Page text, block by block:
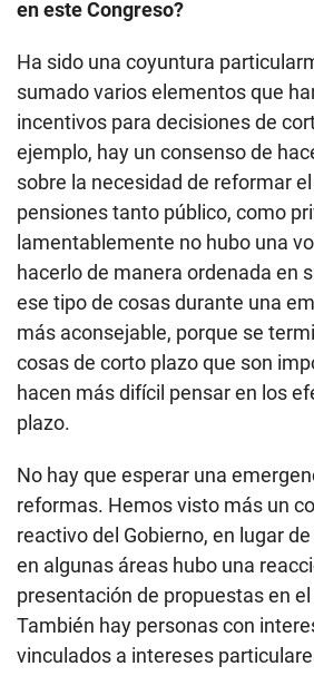
en este Congreso?
Ha sido una coyuntura
sumado varios elementos que
incentivos para decisiones de
ejemplo, hay un consenso de
sobre la necesidad de reformar
pensiones tanto público, como
lamentablemente no hubo una
hacerlo de manera ordenada en
ese tipo de cosas durante una
más aconsejable, porque se
cosas de corto plazo que son
hacen más difícil pensar en los
plazo.
No hay que esperar una
reformas. Hemos visto más un
reactivo del Gobierno, en lugar
en algunas áreas hubo una
presentación de propuestas en
También hay personas con
vinculados a intereses